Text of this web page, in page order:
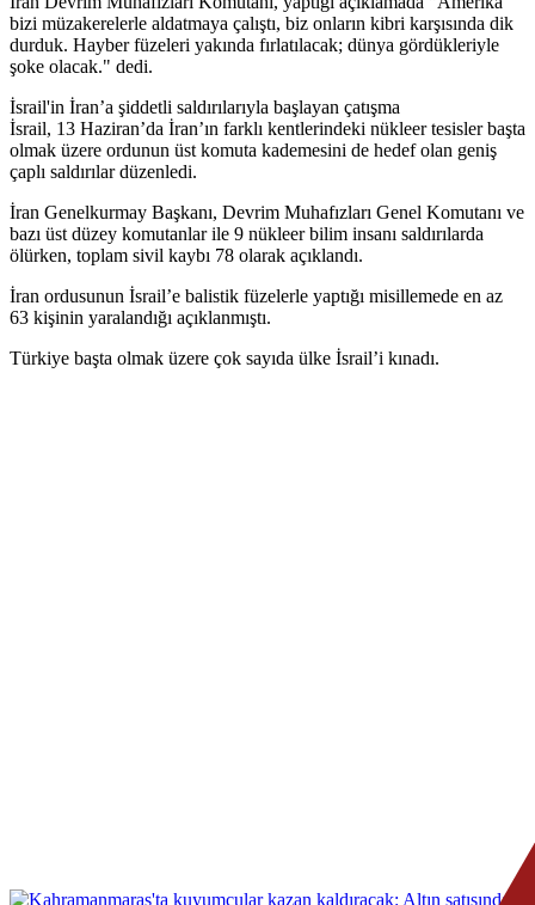
bizi müzakerelerle aldatmaya çalıştı, biz onların kibri karşısında dik
durduk. Hayber füzeleri yakında fırlatılacak; dünya gördükleriyle
şoke olacak." dedi.
İsrail'in İran’a şiddetli saldırılarıyla başlayan çatışma
İsrail, 13 Haziran’da İran’ın farklı kentlerindeki nükleer tesisler başta
olmak üzere ordunun üst komuta kademesini de hedef olan geniş
çaplı saldırılar düzenledi.
İran Genelkurmay Başkanı, Devrim Muhafızları Genel Komutanı ve
bazı üst düzey komutanlar ile 9 nükleer bilim insanı saldırılarda
ölürken, toplam sivil kaybı 78 olarak açıklandı.
İran ordusunun İsrail’e balistik füzelerle yaptığı misillemede en az
63 kişinin yaralandığı açıklanmıştı.
Türkiye başta olmak üzere çok sayıda ülke İsrail’i kınadı.